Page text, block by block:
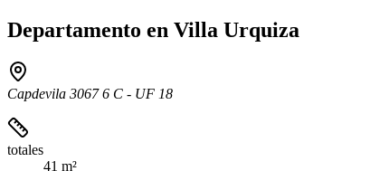
Departamento en Villa Urquiza
Capdevila 3067 6 C - UF 18
totales
41 m²